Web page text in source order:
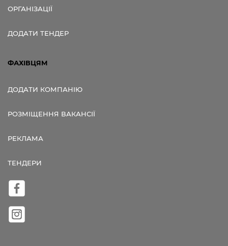
ОРГАНІЗАЦІЇ
ДОДАТИ ТЕНДЕР
ФАХІВЦЯМ
ДОДАТИ КОМПАНІЮ
РОЗМІЩЕННЯ ВАКАНСІЇ
РЕКЛАМА
ТЕНДЕРИ